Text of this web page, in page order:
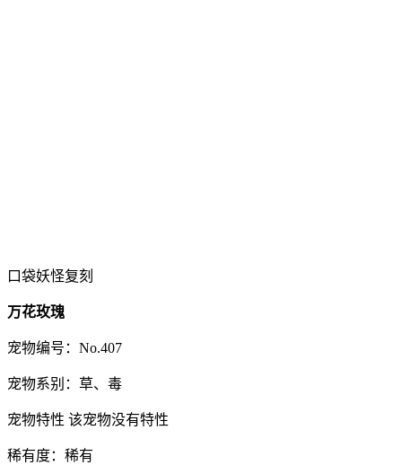
口袋妖怪复刻
万花玫瑰
宠物编号：No.407
宠物系别：草、毒
宠物特性 该宠物没有特性
稀有度：稀有